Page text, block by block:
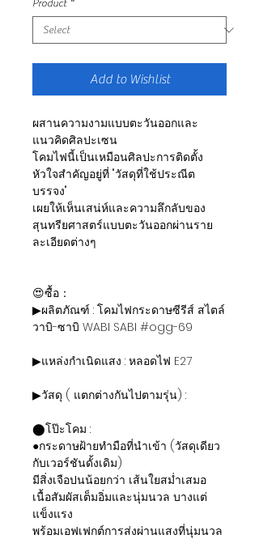
Product *
Add to Wishlist
ผสานความงามแบบตะวันออกและ
แนวคิดศิลปะเซน
โคมไฟนี้เป็นเหมือนศิลปะการติดตั้ง
หัวใจสำคัญอยู่ที่ "วัสดุที่ใช้ประณีต
บรรจง"
เผยให้เห็นเสน่ห์และความลึกลับของ
สุนทรียศาสตร์แบบตะวันออกผ่านราย
ละเอียดต่างๆ
😍ซื้อ：
▶ผลิตภัณฑ์ : โคมไฟกระดาษซีรีส์ สไตล์
วาบิ-ซาบิ WABI SABI #ogg-69
▶แหล่งกำเนิดแสง : หลอดไฟ E27
▶วัสดุ ( แตกต่างกันไปตามรุ่น) :
⬤โป๊ะโคม :
●กระดาษฝ้ายทำมือที่นำเข้า (วัสดุเดียว
กับเวอร์ชันดั้งเดิม)
มีสิ่งเจือปนน้อยกว่า เส้นใยสม่ำเสมอ
เนื้อสัมผัสเต็มอิ่มและนุ่มนวล บางแต่
แข็งแรง
พร้อมเอฟเฟกต์การส่งผ่านแสงที่นุ่มนวล